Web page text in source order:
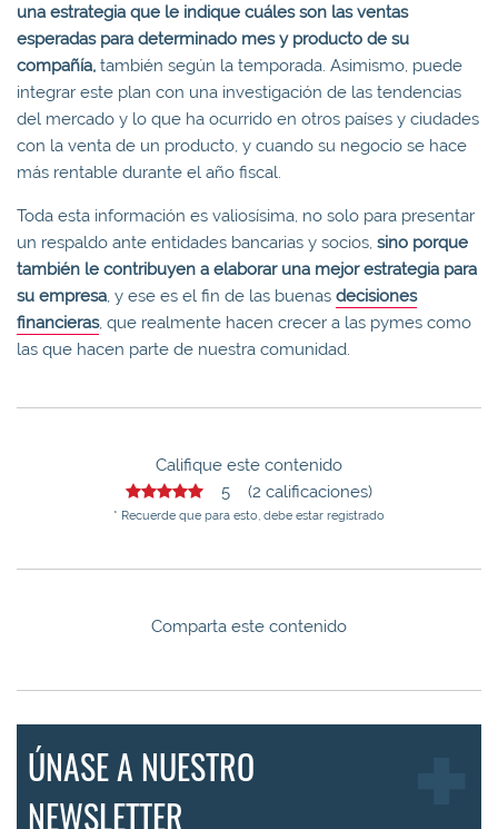
una estrategia que le indique cuáles son las ventas
esperadas para determinado mes y producto de su
compañía, también según la temporada. Asimismo, puede
integrar este plan con una investigación de las tendencias
del mercado y lo que ha ocurrido en otros países y ciudades
con la venta de un producto, y cuando su negocio se hace
más rentable durante el año fiscal.
Toda esta información es valiosísima, no solo para presentar
un respaldo ante entidades bancarias y socios, sino porque
también le contribuyen a elaborar una mejor estrategia para
su empresa, y ese es el fin de las buenas decisiones
financieras, que realmente hacen crecer a las pymes como
las que hacen parte de nuestra comunidad.
Califique este contenido
5 (2 calificaciones)
* Recuerde que para esto, debe estar registrado
Comparta este contenido
ÚNASE A NUESTRO
NEWSLETTER